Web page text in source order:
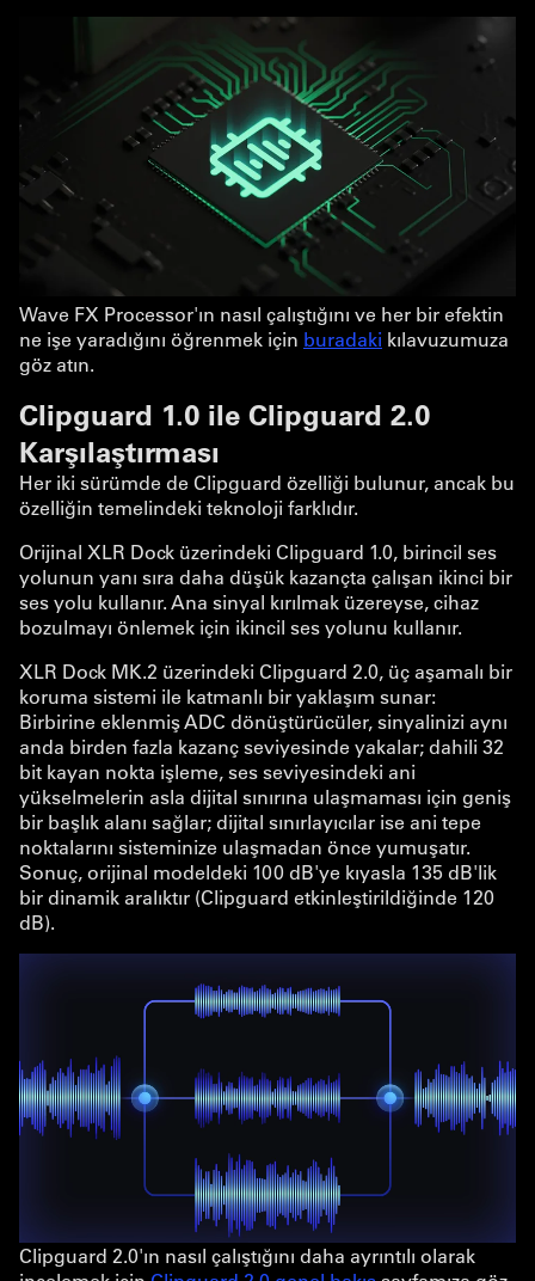
Wave FX Processor'ın nasıl çalıştığını ve her bir efektin
ne işe yaradığını öğrenmek için buradaki kılavuzumuza
göz atın.
Clipguard 1.0 ile Clipguard 2.0
Karşılaştırması
Her iki sürümde de Clipguard özelliği bulunur, ancak bu
özelliğin temelindeki teknoloji farklıdır.
Orijinal XLR Dock üzerindeki Clipguard 1.0, birincil ses
yolunun yanı sıra daha düşük kazançta çalışan ikinci bir
ses yolu kullanır. Ana sinyal kırılmak üzereyse, cihaz
bozulmayı önlemek için ikincil ses yolunu kullanır.
XLR Dock MK.2 üzerindeki Clipguard 2.0, üç aşamalı bir
koruma sistemi ile katmanlı bir yaklaşım sunar:
Birbirine eklenmiş ADC dönüştürücüler, sinyalinizi aynı
anda birden fazla kazanç seviyesinde yakalar; dahili 32
bit kayan nokta işleme, ses seviyesindeki ani
yükselmelerin asla dijital sınırına ulaşmaması için geniş
bir başlık alanı sağlar; dijital sınırlayıcılar ise ani tepe
noktalarını sisteminize ulaşmadan önce yumuşatır.
Sonuç, orijinal modeldeki 100 dB'ye kıyasla 135 dB'lik
bir dinamik aralıktır (Clipguard etkinleştirildiğinde 120
dB).
Clipguard 2.0'ın nasıl çalıştığını daha ayrıntılı olarak